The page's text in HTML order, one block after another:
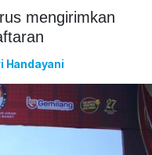
mengirimkan
Handayani